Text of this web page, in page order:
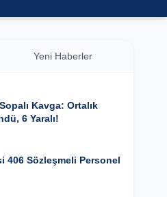
Yeni Haberler
Kavga: Ortalık
6 Yaralı!
406 Sözleşmeli Personel